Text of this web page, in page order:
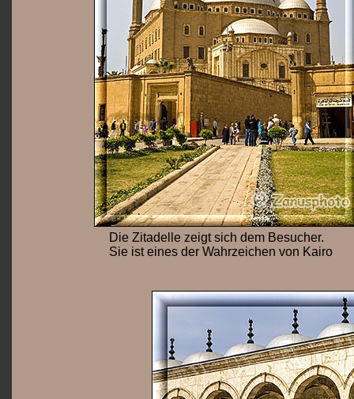
Die Zitadelle zeigt sich dem Besucher.
Sie ist eines der Wahrzeichen von Kairo